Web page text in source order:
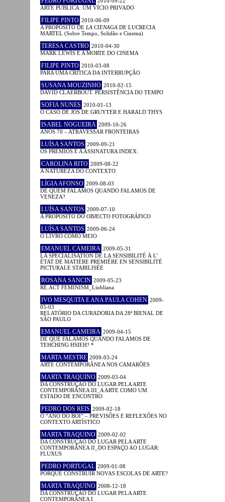
ARTE PÚBLICA: UM VÍCIO PRIVADO
FILIPE PINTO 2010-06-09
A PROPÓSITO DE LA CIENAGA DE LUCRECIA
MARTEL (Sobre Tempo, Solidão e Cinema)
TERESA CASTRO 2010-04-30
MARK LEWIS E A MORTE DO CINEMA
FILIPE PINTO 2010-03-08
PARA UMA CRÍTICA DA INTERRUPÇÃO
SUSANA MOUZINHO 2010-02-15
DAVID CLAERBOUT. PERSISTÊNCIA DO TEMPO
SOFIA NUNES 2010-01-13
O CASO DE JOS DE GRUYTER E HARALD THYS
ISABEL NOGUEIRA 2009-10-26
ANOS 70 – ATRAVESSAR FRONTEIRAS
LUÍSA SANTOS 2009-09-21
OS PRÉMIOS E A ASSINATURA INDEX:
CAROLINA RITO 2009-08-22
A NATUREZA DO CONTEXTO
LÍGIA AFONSO 2009-08-03
DE QUEM FALAMOS QUANDO FALAMOS DE
VENEZA?
LUÍSA SANTOS 2009-07-10
A PROPÓSITO DO OBJECTO FOTOGRÁFICO
LUÍSA SANTOS 2009-06-24
O LIVRO COMO MEIO
EMANUEL CAMEIRA 2009-05-31
LA SPÉCIALISATION DE LA SENSIBILITÉ À L’
ÉTAT DE MATIÈRE PREMIÈRE EN SENSIBILITÉ
PICTURALE STABILISÉE
ROSANA SANCIN 2009-05-23
RE.ACT FEMINISM_Liubliana
IVO MESQUITA E ANA PAULA COHEN 2009-
05-03
RELATÓRIO DA CURADORIA DA 28ª BIENAL DE
SÃO PAULO
EMANUEL CAMEIRA 2009-04-15
DE QUE FALAMOS QUANDO FALAMOS DE
TEHCHING HSIEH? *
MARTA MESTRE 2009-03-24
ARTE CONTEMPORÂNEA NOS CAMARÕES
MARTA TRAQUINO 2009-03-04
DA CONSTRUÇÃO DO LUGAR PELA ARTE
CONTEMPORÂNEA III_A ARTE COMO UM
ESTADO DE ENCONTRO
PEDRO DOS REIS 2009-02-18
O “ANO DO BOI” – PREVISÕES E REFLEXÕES NO
CONTEXTO ARTÍSTICO
MARTA TRAQUINO 2009-02-02
DA CONSTRUÇÃO DO LUGAR PELA ARTE
CONTEMPORÂNEA II_DO ESPAÇO AO LUGAR:
FLUXUS
PEDRO PORTUGAL 2009-01-08
PORQUÊ CONSTRUIR NOVAS ESCOLAS DE ARTE?
MARTA TRAQUINO 2008-12-18
DA CONSTRUÇÃO DO LUGAR PELA ARTE
CONTEMPORÂNEA I